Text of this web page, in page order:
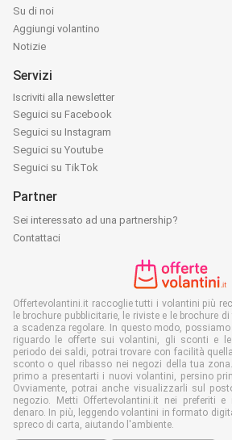
Su di noi
Aggiungi volantino
Notizie
Servizi
Iscriviti alla newsletter
Seguici su Facebook
Seguici su Instagram
Seguici su Youtube
Seguici su TikTok
Partner
Sei interessato ad una partnership?
Contattaci
Offertevolantini.it raccoglie tutti i volantini più
le brochure pubblicitarie, le riviste e le brochure
a scadenza regolare. In questo modo,
riguardo le offerte sui volantini, gli sconti e
periodo dei saldi, potrai trovare con facilità
sconto o quel ribasso nei negozi della tua
primo a presentarti i nuovi volantini, persino
Ovviamente, potrai anche visualizzarli sul
negozio. Metti Offertevolantini.it nei preferiti
denaro. In più, leggendo volantini in formato
spreco di carta, aiutando l'ambiente.